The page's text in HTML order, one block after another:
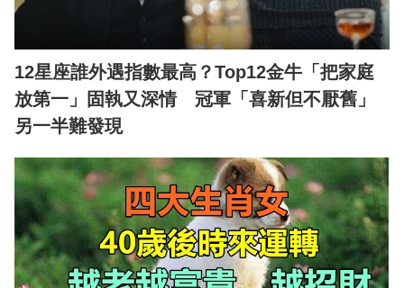
12星座誰外遇指數最高？Top12金牛「把家庭
放第一」固執又深情 冠軍「喜新但不厭舊」
另一半難發現